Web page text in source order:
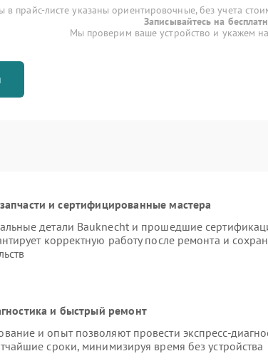
в прайс-листе указаны ориентировочные, без учета
Записывайтесь на
Мы проверим ваше устройство и укажем
и сертифицированные мастера
детали Bauknecht и прошедшие
корректную работу после ремонта и
и быстрый ремонт
и опыт позволяют провести экспресс-
сроки, минимизируя время без устройства